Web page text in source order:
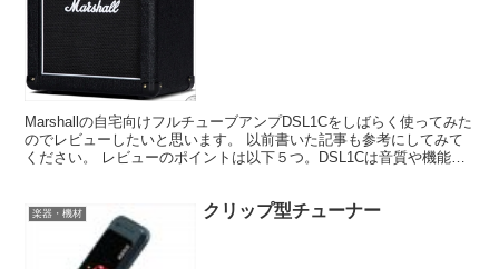
Marshallの自宅向けフルチューブアンプDSL1Cをしばらく使ってみた
のでレビューしたいと思います。 以前書いた記事も参考にしてみて
ください。 レビューのポイントは以下５つ。DSL1Cは音質や機能に
楽器・機材 クリップ型チューナー